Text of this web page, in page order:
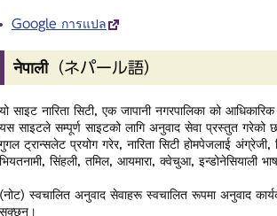
Google การแปล
नेपाली（ネパール語）
यो साइट नारिता सिटी, एक जापानी नगरपालिका को
यस साइटले सम्पूर्ण साइटको लागि अनुवाद सेवा प्रस्तुत गरेको
गुगल ट्रान्सलेट प्रयोग गरेर, नारिता सिटी होमपेजलाई अंग्रेजी,
भियतनामी, सिंहली, तमिल, आयमारा, क्वेचुआ, इन्डोनेसियाली
(नोट) स्वचालित अनुवाद सेवाहरू स्वचालित रूपमा अनुवाद
सक्छन्।